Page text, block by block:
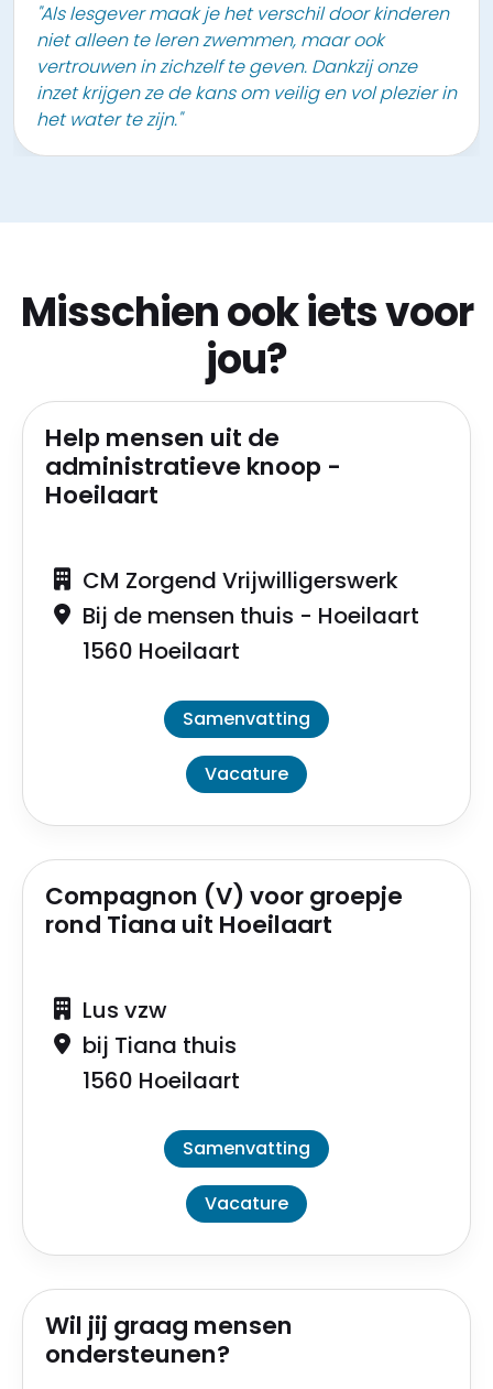
"Als lesgever maak je het verschil door kinderen
niet alleen te leren zwemmen, maar ook
vertrouwen in zichzelf te geven. Dankzij onze
inzet krijgen ze de kans om veilig en vol plezier in
het water te zijn."
Misschien ook iets voor
jou?
Help mensen uit de
administratieve knoop -
Hoeilaart
CM Zorgend Vrijwilligerswerk
Bij de mensen thuis - Hoeilaart
1560 Hoeilaart
Samenvatting
Vacature
Compagnon (V) voor groepje
rond Tiana uit Hoeilaart
Lus vzw
bij Tiana thuis
1560 Hoeilaart
Samenvatting
Vacature
Wil jij graag mensen
ondersteunen?